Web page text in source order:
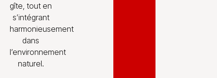
gîte, tout en
s’intégrant
harmonieusement
dans
l’environnement
naturel.